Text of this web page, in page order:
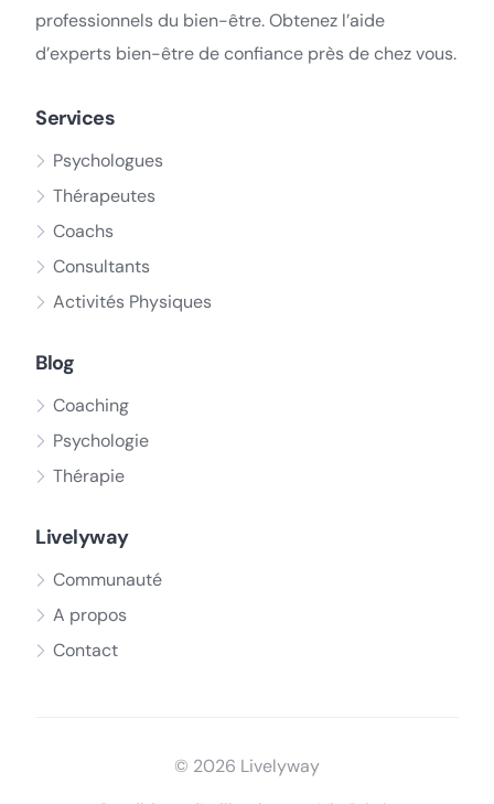
professionnels du bien-être. Obtenez l’aide
d’experts bien-être de confiance près de chez vous.
Services
Psychologues
Thérapeutes
Coachs
Consultants
Activités Physiques
Blog
Coaching
Psychologie
Thérapie
Livelyway
Communauté
A propos
Contact
© 2026 Livelyway